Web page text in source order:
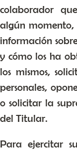
colaborador
algún
información
y cómo los ha
los mismos,
personales,
o solicitar la
del Titular.
Para ejercitar